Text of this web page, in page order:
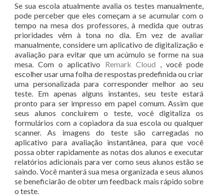
Se sua escola atualmente avalia os testes manualmente,
pode perceber que eles começam a se acumular com o
tempo na mesa dos professores, à medida que outras
prioridades vêm à tona no dia. Em vez de avaliar
manualmente, considere um aplicativo de digitalização e
avaliação para evitar que um acúmulo se forme na sua
mesa. Com o aplicativo Remark Cloud , você pode
escolher usar uma folha de respostas predefinida ou criar
uma personalizada para corresponder melhor ao seu
teste. Em apenas alguns instantes, seu teste estará
pronto para ser impresso em papel comum. Assim que
seus alunos concluírem o teste, você digitaliza os
formulários com a copiadora da sua escola ou qualquer
scanner. As imagens do teste são carregadas no
aplicativo para avaliação instantânea, para que você
possa obter rapidamente as notas dos alunos e executar
relatórios adicionais para ver como seus alunos estão se
saindo. Você manterá sua mesa organizada e seus alunos
se beneficiarão de obter um feedback mais rápido sobre
o teste.